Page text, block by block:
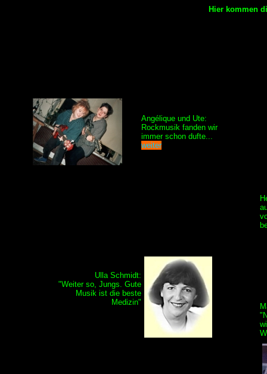
Hier kommen
Angélique und Ute:
Rockmusik fanden wir
immer schon dufte...
weiter
Ulla Schmidt:
"Weiter so, Jungs. Gute
Musik ist die beste
Medizin"